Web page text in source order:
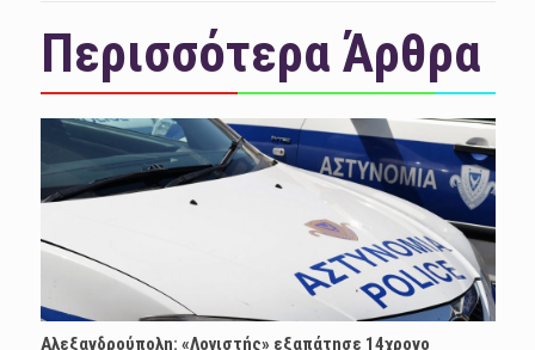
Περισσότερα Άρθρα
Αλεξανδρούπολη: «Λογιστής» εξαπάτησε 14χρονο